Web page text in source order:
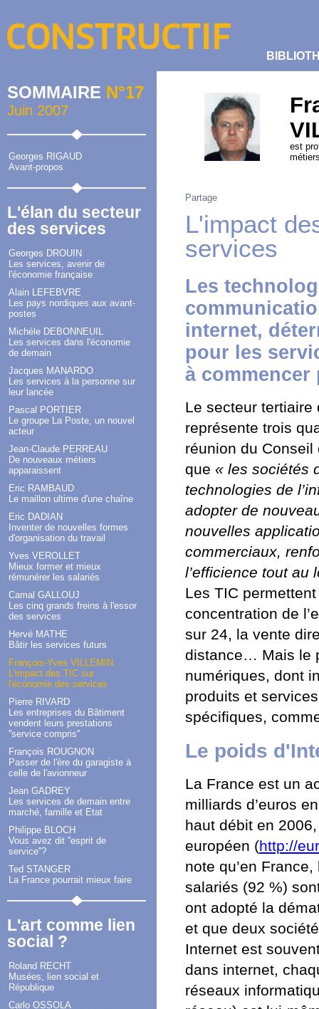
SOMMAIRE N°17
Juin 2007
Georges RIGAUD
Avant-propos
L'élan du secteur
des services
Georges DROUIN
Les services, avenir de
l'économie française
Alain LEFEBVRE
Les pays nordiques aux avant-
postes
Michèle DEBONNEUIL
Les services dans l'économie
de demain
Jacques MANARDO
Les services à la personne sur
leur lancée
Pascal PORTIER
Le groupe La Poste, un nouvel
acteur
Jean-Claude PERREAU
De nouveaux métiers
apparaissent
Eric RAMBAUD
Le maillon ultime d'une chaîne
Eric DADIAN
Inventer de nouvelles formes
d'organisation du travail
Yves VEROLLET
Mieux former et mieux
rémunérer les salariés
Camal GALLOUJ
Les cinq grands freins à l'essor
des services
Hervé MATHE
Bâtir les services futurs
François-Yves VILLEMIN
L'impact des TIC sur
l'économie des services
Pierre RIVARD
Les entreprises du Bâtiment
vendent leurs prestations
''service compris''
François ROUGNON
Passer de l'ère du garagiste à
celle de l'avionneur
Jean GADREY
Les services de demain entre
marché, famille et Etat
Philippe BLOCH
Vous avez dit ''esprit de
service''?
Ted STANGER
La France pourrait mieux faire
L'art comme lien
social ?
Roland RECHT
Musées, lien social et
République
Carlo OSSOLA
est
Partage
L'impact
services
Les
internet,
pour les
à
Le secteur
représente trois
réunion du Conseil
que « les sociétés
technologies de
adopter de
nouvelles
commerciaux,
l’efficience tout au
Les TIC
concentration de
sur 24, la vente
distance… Mais le
numériques, dont
produits et
spécifiques,
Le poids
La France est un
milliards d’euros
haut débit en
européen (http://
note qu’en
salariés (92 %)
ont adopté la
et que deux
Internet est
dans internet,
réseaux